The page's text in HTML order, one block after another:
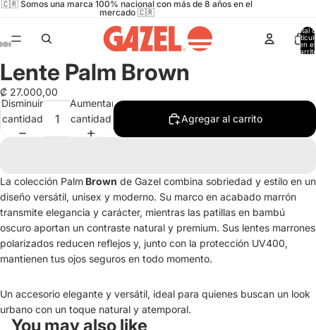
🇨🇷 Somos una marca 100% nacional con más de 8 años en el
mercado 🇨🇷
Total
en el
Abrir
imagen
a
pantalla
completa
Abrir
imagen
a
pantalla
completa
Abrir
imagen
a
pantalla
completa
Abrir
imagen
a
pantalla
completa
Abrir
imagen
a
pantalla
completa
Lente Palm Brown
₡ 27.000,00
Disminuir
cantidad
Aumentar
cantidad
Agregar al carrito
La colección Palm Brown de Gazel combina sobriedad y estilo en un
diseño versátil, unisex y moderno. Su marco en acabado marrón
transmite elegancia y carácter, mientras las patillas en bambú
oscuro aportan un contraste natural y premium. Sus lentes marrones
polarizados reducen reflejos y, junto con la protección UV400,
mantienen tus ojos seguros en todo momento.
Un accesorio elegante y versátil, ideal para quienes buscan un look
urbano con un toque natural y atemporal.
You may also like